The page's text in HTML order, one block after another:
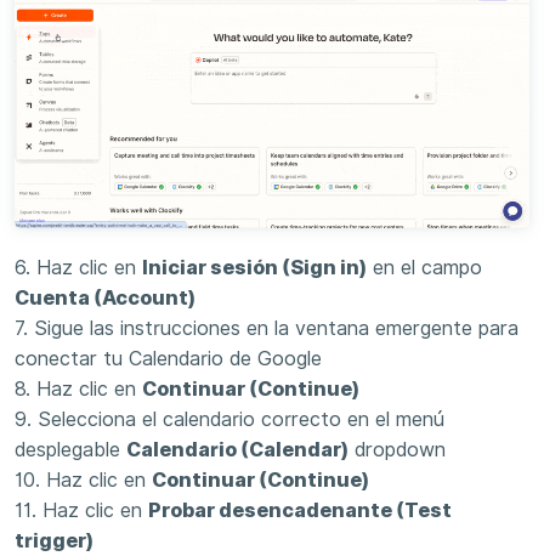
6. Haz clic en Iniciar sesión (Sign in) en el campo
Cuenta (Account)
7. Sigue las instrucciones en la ventana emergente para
conectar tu Calendario de Google
8. Haz clic en Continuar (Continue)
9. Selecciona el calendario correcto en el menú
desplegable Calendario (Calendar) dropdown
10. Haz clic en Continuar (Continue)
11. Haz clic en Probar desencadenante (Test
trigger)